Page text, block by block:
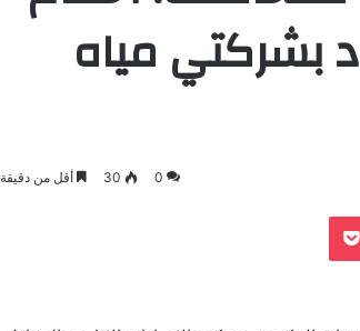
مياه
0
30 أقل من دقيقة
بوكيت